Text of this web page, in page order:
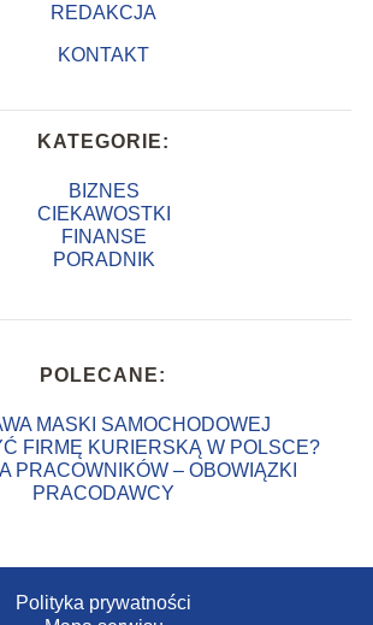
REDAKCJA
KONTAKT
KATEGORIE:
BIZNES
CIEKAWOSTKI
FINANSE
PORADNIK
POLECANE:
MASKI SAMOCHODOWEJ
FIRMĘ KURIERSKĄ W POLSCE?
PRACOWNIKÓW – OBOWIĄZKI
PRACODAWCY
Polityka prywatności